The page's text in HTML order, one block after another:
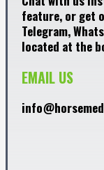
feature, or get
Telegram,
located at the
EMAIL US